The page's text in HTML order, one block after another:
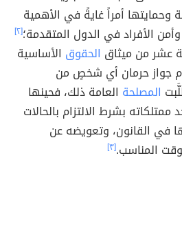
وحمايتها أمراً غايةً في الأهمية
الأفراد في الدول المتقدمة؛[٢]
عشر من ميثاق الحقوق الأساسية
جواز حرمان أي شخصٍ من
المصلحة العامة ذلك، فحينها
بشرط الالتزام بالحالات
في القانون، وتعويضه عن
المناسب.[٣]